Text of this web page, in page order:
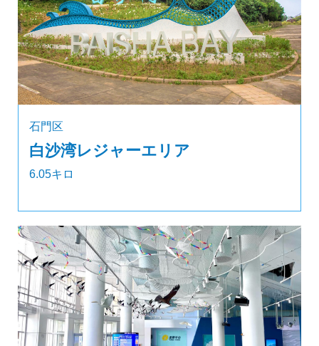
石門区
白沙湾レジャーエリア
6.05キロ